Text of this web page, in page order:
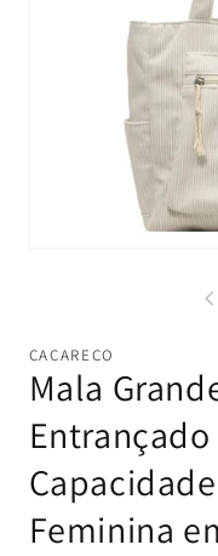
modal
CACARECO
Mala
Entrançado
Feminina